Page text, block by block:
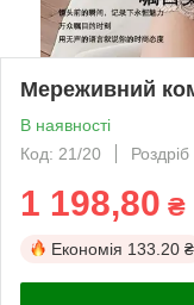
Мереживний
В наявності
Код: 21/20
Роздріб
1 198,80 ₴
Економія 133.20 ₴